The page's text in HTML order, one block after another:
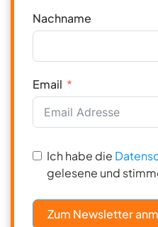
Nachname
Email
Ich habe die
gelesene und
Zum Newsletter